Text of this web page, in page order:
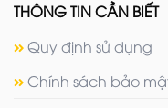
THÔNG TIN CẦN BIẾT
Quy định sử dụng
Chính sách bảo